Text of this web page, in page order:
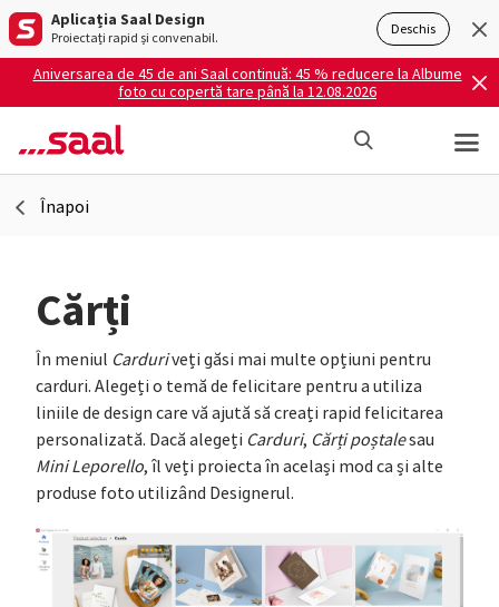
Aplicația Saal Design
Proiectați rapid și convenabil. Deschis
Aniversarea de 45 de ani Saal continuă: 45 % reducere la Albume
foto cu copertă tare până la 12.08.2026
Înapoi
Cărți
În meniul Carduriveți găsi mai multe opțiuni pentru
carduri. Alegeți o temă de felicitare pentru a utiliza
liniile de design care vă ajută să creați rapid felicitarea
personalizată. Dacă alegeți Carduri, Cărți poștalesau
Mini Leporello, îl veți proiecta în același mod ca și alte
produse foto utilizând Designerul.